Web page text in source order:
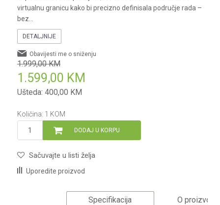
virtualnu granicu kako bi precizno definisala područje rada –
bez
DETALJNIJE
1.999,00 KM
1.599,00 KM
Ušteda: 400,00 KM
Obavijesti me o sniženju
Količina: 1 KOM
DODAJ U KORPU
Sačuvajte u listi želja
Uporedite proizvod
Specifikacija O proizvodu